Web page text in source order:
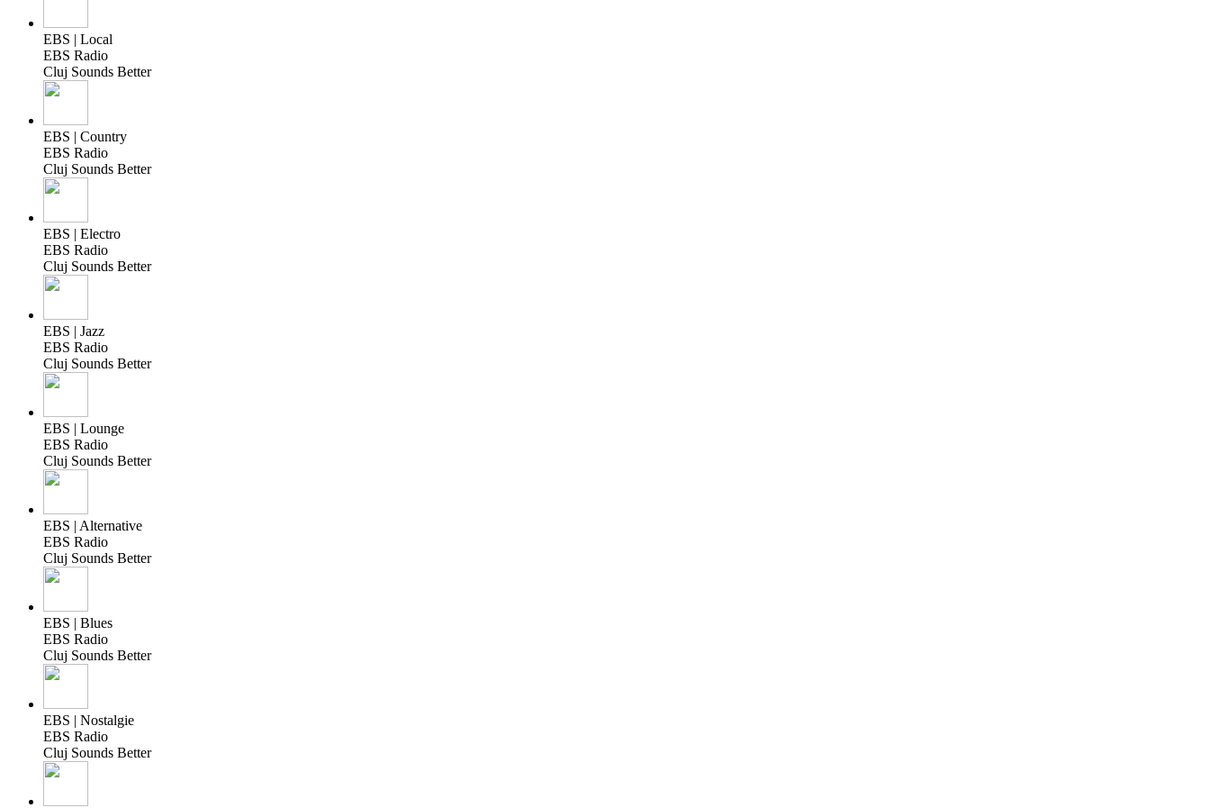
EBS | Local
EBS Radio
Cluj Sounds Better
EBS | Country
EBS Radio
Cluj Sounds Better
EBS | Electro
EBS Radio
Cluj Sounds Better
EBS | Jazz
EBS Radio
Cluj Sounds Better
EBS | Lounge
EBS Radio
Cluj Sounds Better
EBS | Alternative
EBS Radio
Cluj Sounds Better
EBS | Blues
EBS Radio
Cluj Sounds Better
EBS | Nostalgie
EBS Radio
Cluj Sounds Better